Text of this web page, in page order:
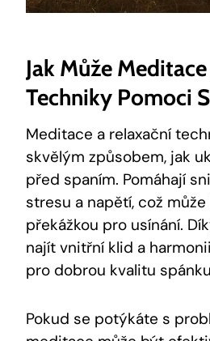
Jak Může
Techniky Pomoci
Meditace a relaxační
skvělým způsobem, jak
před spaním. Pomáhají
stresu a napětí, což
překážkou pro usínání.
najít vnitřní klid a
pro dobrou kvalitu
Pokud se potýkáte s